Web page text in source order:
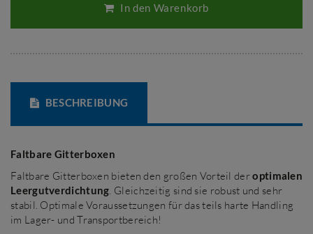
In den Warenkorb
BESCHREIBUNG
Faltbare Gitterboxen
Faltbare Gitterboxen bieten den großen Vorteil deroptimalen
Leergutverdichtung. Gleichzeitig sind sie robust und sehr
stabil. Optimale Voraussetzungen für das teils harte Handling
im Lager- und Transportbereich!